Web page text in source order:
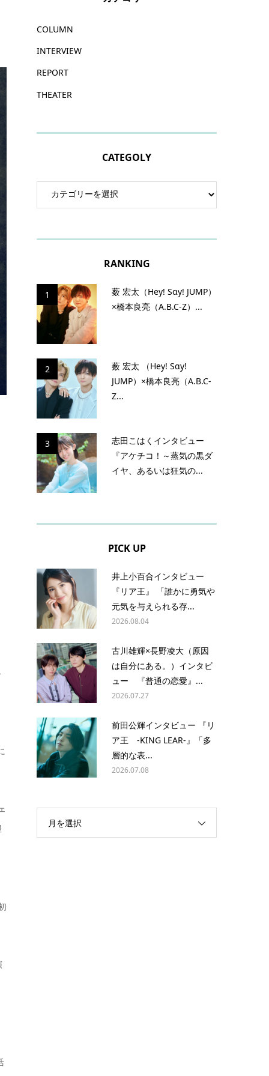
COLUMN
INTERVIEW
REPORT
THEATER
CATEGOLY
RANKING
1
薮 宏太（Hey! Sɑy! JUMP）
×橋本良亮（A.B.C-Z）...
2
薮 宏太 （Hey! Sɑy!
JUMP）×橋本良亮（A.B.C-
Z...
3
志田こはくインタビュー
『アケチコ！～蒸気の黒ダ
イヤ、あるいは狂気の...
PICK UP
井上小百合インタビュー
『リア王』 「誰かに勇気や
元気を与えられる存...
2026.08.04
古川雄輝×長野凌大（原因
は自分にある。）インタビ
ュー 『普通の恋愛』...
2026.07.27
前田公輝インタビュー 『リ
ア王 -KING LEAR-』「多
層的な表...
2026.07.08
月を選択